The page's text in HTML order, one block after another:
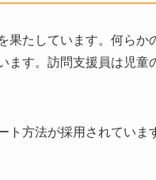
果たしています。何らか
ます。訪問支援員は児童
方法が採用されていま